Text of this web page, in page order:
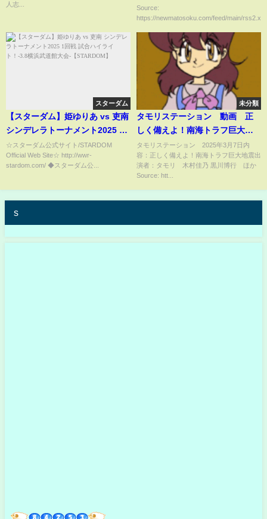
人志...
Source:
https://newmatosoku.com/feed/main/
スターダム
【スターダム】姫ゆりあ vs 吏南
シンデレラトーナメント2025 1
回戦 試合ハイライト！-3.8横浜
武道館大会-【STARDOM】
☆スターダム公式サイト/STARDOM
Official Web Site☆ http://wwr-
stardom.com/ ◆スターダム公...
未分類
タモリステーション 動画 正
しく備えよ！南海トラフ巨大地
震 3月7日
タモリステーション 2025年3月7日内
容：正しく備えよ！南海トラフ巨大地震出
演者：タモリ 木村佳乃 黒川博行 ほか
Source: htt...
s